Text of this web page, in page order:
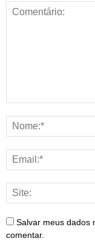
Salvar meus dados
comentar.